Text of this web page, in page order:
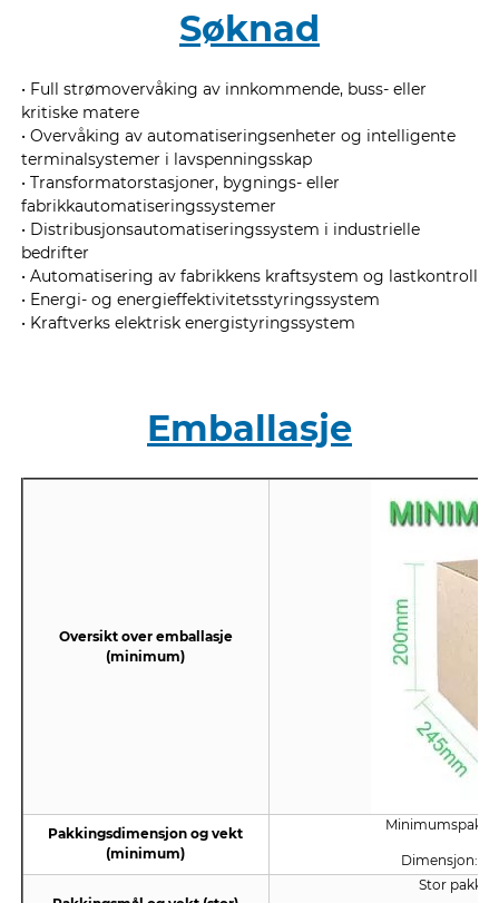
Søknad
• Full strømovervåking av innkommende, buss- eller
kritiske matere
• Overvåking av automatiseringsenheter og intelligente
terminalsystemer i lavspenningsskap
• Transformatorstasjoner, bygnings- eller
fabrikkautomatiseringssystemer
• Distribusjonsautomatiseringssystem i industrielle
bedrifter
• Automatisering av fabrikkens kraftsystem og lastkontroll
• Energi- og energieffektivitetsstyringssystem
• Kraftverks elektrisk energistyringssystem
Emballasje
Oversikt over emballasje
(minimum)
Pakkingsdimensjon og vekt
(minimum)
Dimensjon:
Stor pakke